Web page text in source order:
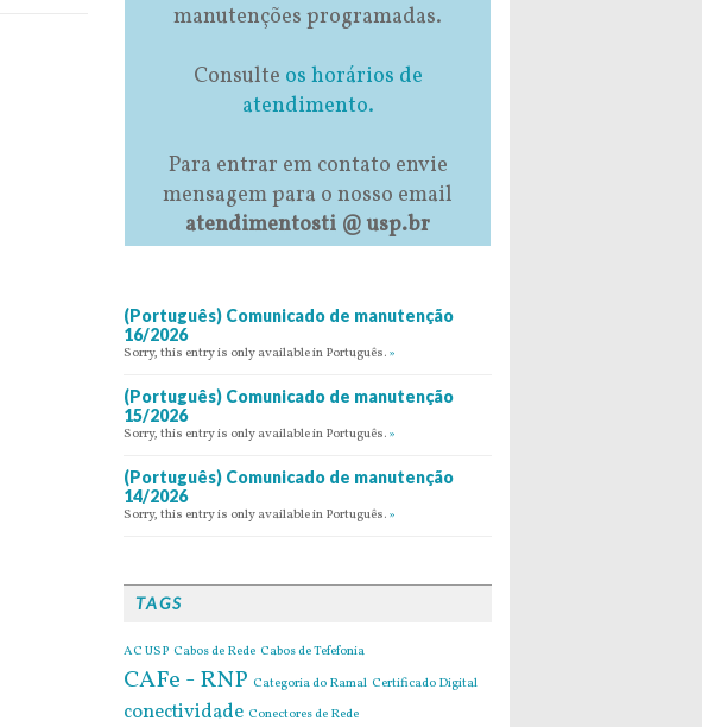
manutenções programadas.
Consulte os horários de
atendimento.
Para entrar em contato envie
mensagem para o nosso email
atendimentosti @ usp.br
(Português) Comunicado de manutenção
16/2026
Sorry, this entry is only available in Português. »
(Português) Comunicado de manutenção
15/2026
Sorry, this entry is only available in Português. »
(Português) Comunicado de manutenção
14/2026
Sorry, this entry is only available in Português. »
TAGS
AC USP Cabos de Rede Cabos de Tefefonia
CAFe - RNP Categoria do Ramal Certificado Digital
conectividade Conectores de Rede